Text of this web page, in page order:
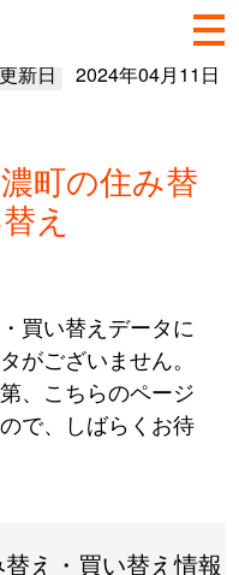
更新日 2024年04月11日
町の住み替
え
買い替えデータに
がございません。
、こちらのページ
で、しばらくお待
え・買い替え情報